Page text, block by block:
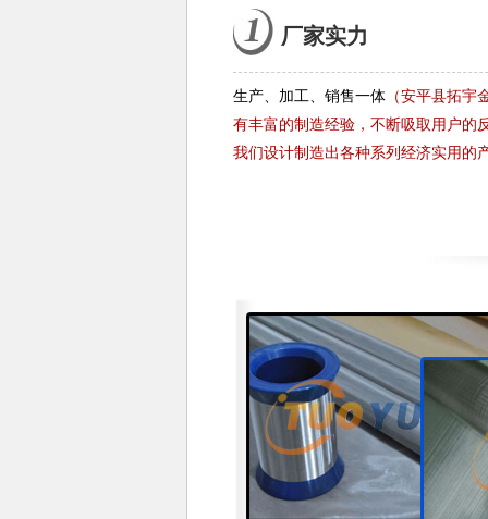
厂家实力
生产、加工、销售一体 （安平县拓宇
有丰富的制造经验，不断吸取用户的
我们设计制造出各种系列经济实用的